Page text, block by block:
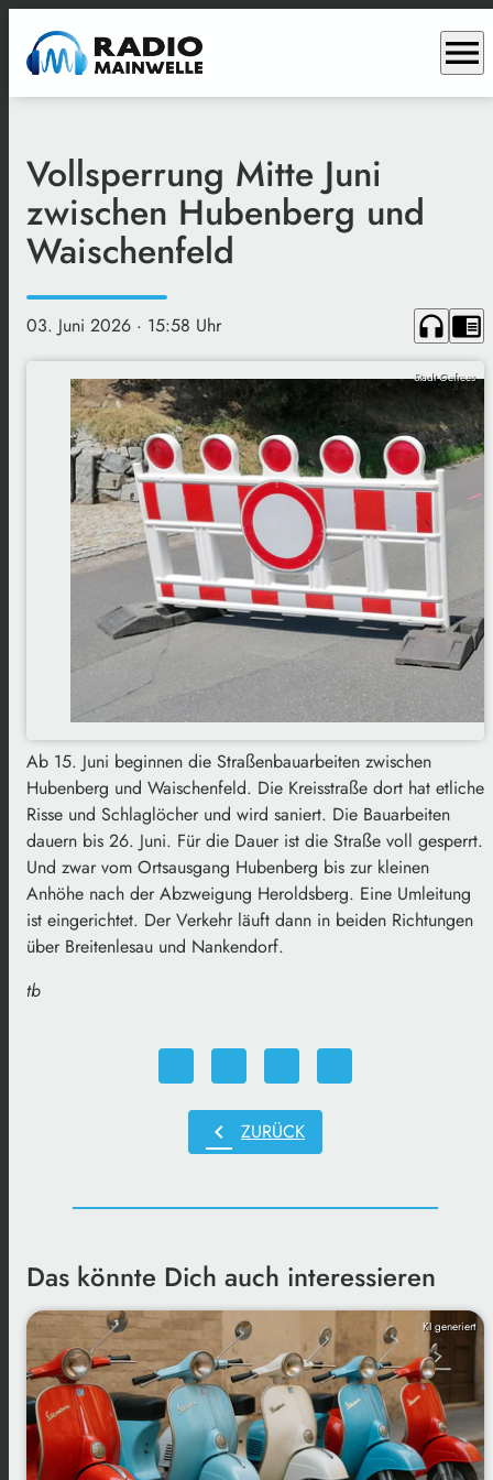
menu
Vollsperrung Mitte Juni
zwischen Hubenberg und
Waischenfeld
03. Juni 2026 · 15:58 Uhr headphones chrome_reader_mode
Stadt Gefrees
Ab 15. Juni beginnen die Straßenbauarbeiten zwischen
Hubenberg und Waischenfeld. Die Kreisstraße dort hat etliche
Risse und Schlaglöcher und wird saniert. Die Bauarbeiten
dauern bis 26. Juni. Für die Dauer ist die Straße voll gesperrt.
Und zwar vom Ortsausgang Hubenberg bis zur kleinen
Anhöhe nach der Abzweigung Heroldsberg. Eine Umleitung
ist eingerichtet. Der Verkehr läuft dann in beiden Richtungen
über Breitenlesau und Nankendorf.
tb
chevron_left ZURÜCK
Das könnte Dich auch interessieren
KI generiert